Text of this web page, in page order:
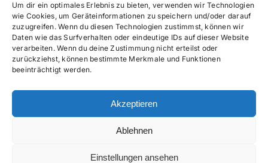
Um dir ein optimales Erlebnis zu bieten, verwenden wir Technologien
wie Cookies, um Geräteinformationen zu speichern und/oder darauf
zuzugreifen. Wenn du diesen Technologien zustimmst, können wir
Daten wie das Surfverhalten oder eindeutige IDs auf dieser Website
verarbeiten. Wenn du deine Zustimmung nicht erteilst oder
zurückziehst, können bestimmte Merkmale und Funktionen
beeinträchtigt werden.
Akzeptieren
Ablehnen
Einstellungen ansehen
Copyright UTV 2026 |Impressum|